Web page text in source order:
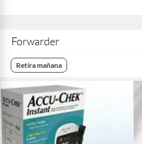
Forwarder
Retira mañana